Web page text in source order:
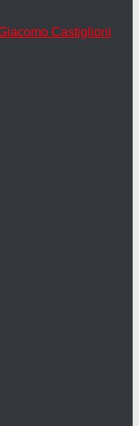
Castiglioni